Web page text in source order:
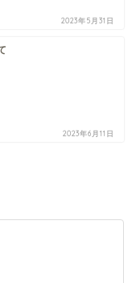
2023年5月31日
2023年6月11日